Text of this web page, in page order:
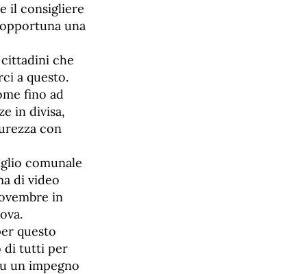
il consigliere
una
cittadini che
a questo.
fino ad
in divisa,
con
comunale
di video
in
questo
di tutti per
un impegno